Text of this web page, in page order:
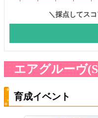
エアグルーヴ
育成イベント